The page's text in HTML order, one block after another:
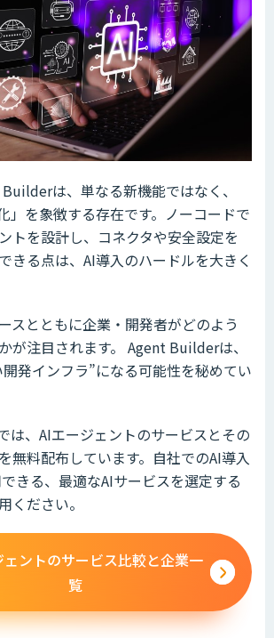
は、単なる新機能ではなく、
」を象徴する存在です。ノーコードで
トを設計し、コネクタや安全設定を
きる点は、AI導入のハードルを大きく
スとともに企業・開発者がどのよう
が注目されます。 Agent Builderは、
発インフラ”になる可能性を秘めてい
は、AIエージェントのサービスとその
無料配布しています。自社でのAI導入
きる、最適なAIサービスを選定する
ください。
ントのサービス比較と企業一
覧